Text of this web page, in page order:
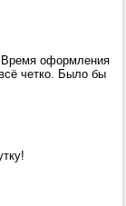
Время оформления
четко. Было бы